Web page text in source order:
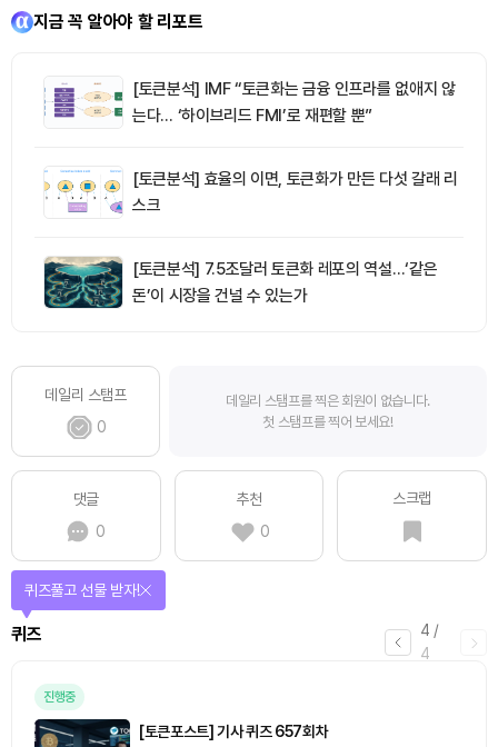
지금 꼭 알아야 할 리포트
[토큰분석] IMF “토큰화는 금융 인프라를 없애지 않
는다… ‘하이브리드 FMI’로 재편할 뿐”
[토큰분석] 효율의 이면, 토큰화가 만든 다섯 갈래 리
스크
[토큰분석] 7.5조달러 토큰화 레포의 역설…‘같은
돈’이 시장을 건널 수 있는가
데일리 스탬프
0
데일리 스탬프를 찍은 회원이 없습니다.
첫 스탬프를 찍어 보세요!
댓글
0
추천
0
스크랩
4 /
4
퀴즈
퀴즈풀고 선물 받자!
진행중
[토큰포스트] 기사 퀴즈 657회차